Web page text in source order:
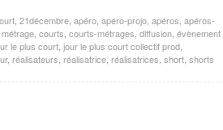
21décembre apéro apéro-projo apéros apéros-
courts courts-métrages diffusion évènement
le plus court jour le plus court collectif prod
, réalisateurs réalisatrice réalisatrices short shorts